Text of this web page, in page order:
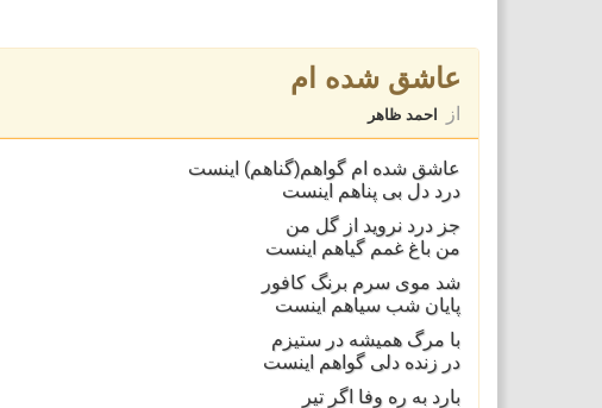
عاشق شده ام
از احمد ظاهر
عاشق شده ام گواهم‌(گناهم) اينست
درد دل بی پناهم اينست
جز درد نرويد از گل من
من باغ غمم گياهم اينست
شد موی سرم برنگ کافور
پايان شب سياهم اينست
با مرگ هميشه در ستيزم
در زنده دلی گواهم اينست
بارد به ره وفا اگر تير